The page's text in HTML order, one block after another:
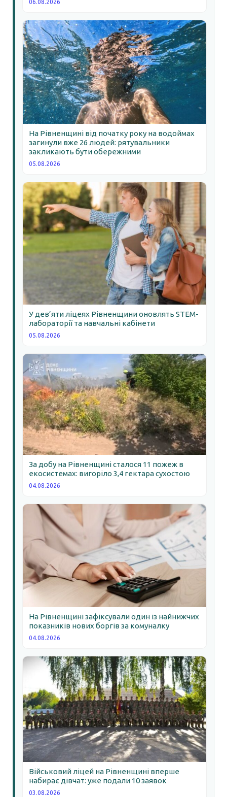
06.08.2026
На Рівненщині від початку року на водоймах
загинули вже 26 людей: рятувальники
закликають бути обережними
05.08.2026
У дев’яти ліцеях Рівненщини оновлять STEM-
лабораторії та навчальні кабінети
05.08.2026
За добу на Рівненщині сталося 11 пожеж в
екосистемах: вигоріло 3,4 гектара сухостою
04.08.2026
На Рівненщині зафіксували один із найнижчих
показників нових боргів за комуналку
04.08.2026
Військовий ліцей на Рівненщині вперше
набирає дівчат: уже подали 10 заявок
03.08.2026